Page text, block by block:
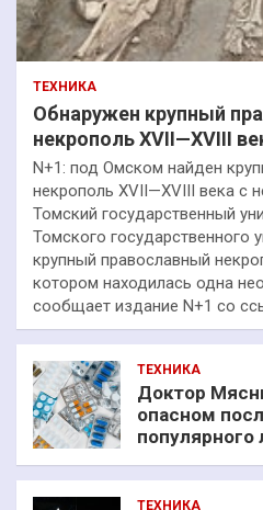
ТЕХНИКА
Обнаружен крупный
некрополь XVII—XVIII
N+1: под Омском найден
некрополь XVII—XVIII века с
Томский государственный
Томского государственного
крупный православный
котором находилась одна
сообщает издание N+1 со
ТЕХНИКА
Доктор
опасном
популярного
ТЕХНИКА